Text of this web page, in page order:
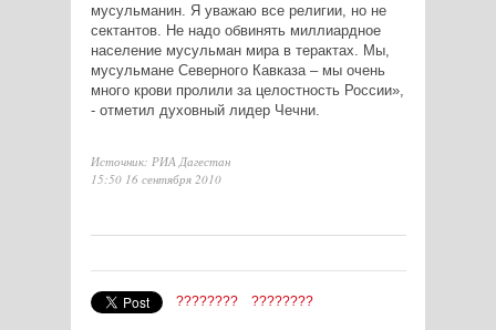
мусульманин. Я уважаю все религии, но не
сектантов. Не надо обвинять миллиардное
население мусульман мира в терактах. Мы,
мусульмане Северного Кавказа – мы очень
много крови пролили за целостность России»,
- отметил духовный лидер Чечни.
Источник: РИА Дагестан
15:50 16 сентября 2010
???????? ????????